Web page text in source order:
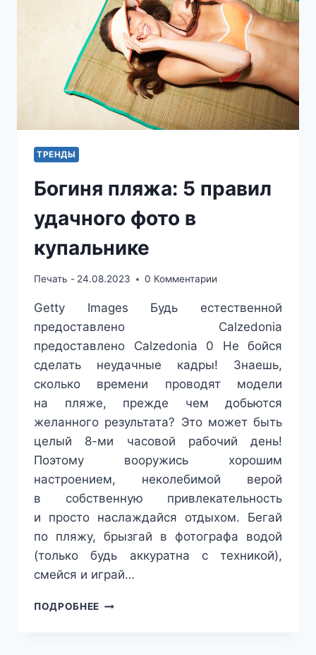
ТРЕНДЫ
Богиня пляжа: 5 правил
удачного фото в
купальнике
Печать - 24.08.2023 0 Комментарии
Getty Images Будь естественной
предоставлено Calzedonia
предоставлено Calzedonia 0 Не бойся
сделать неудачные кадры! Знаешь,
сколько времени проводят модели
на пляже, прежде чем добьются
желанного результата? Это может быть
целый 8-ми часовой рабочий день!
Поэтому вооружись хорошим
настроением, неколебимой верой
в собственную привлекательность
и просто наслаждайся отдыхом. Бегай
по пляжу, брызгай в фотографа водой
(только будь аккуратна с техникой),
смейся и играй…
ПОДРОБНЕЕ БОГИНЯ